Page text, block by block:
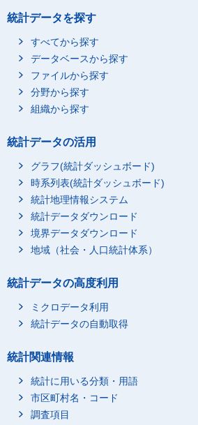
統計データを探す
すべてから探す
データベースから探す
ファイルから探す
分野から探す
組織から探す
統計データの活用
グラフ(統計ダッシュボード)
時系列表(統計ダッシュボード)
統計地理情報システム
統計データダウンロード
境界データダウンロード
地域（社会・人口統計体系）
統計データの高度利用
ミクロデータ利用
統計データの自動取得
統計関連情報
統計に用いる分類・用語
市区町村名・コード
調査項目